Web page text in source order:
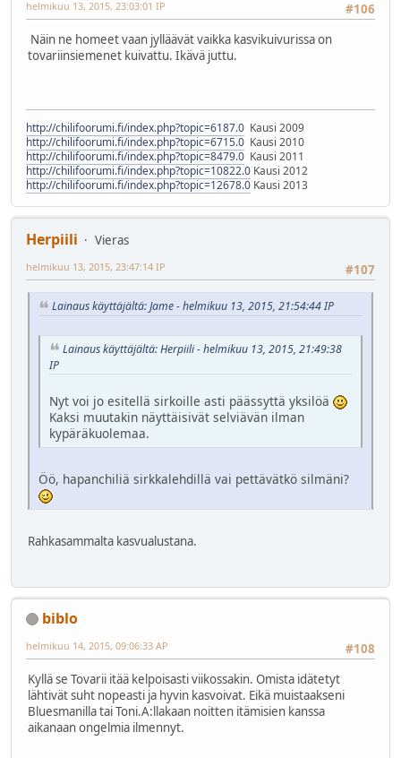
#106
helmikuu 13, 2015, 23:03:01 IP
Näin ne homeet vaan jylläävät vaikka kasvikuivurissa on
tovariinsiemenet kuivattu. Ikävä juttu.
http://chilifoorumi.fi/index.php?topic=6187.0 Kausi 2009
http://chilifoorumi.fi/index.php?topic=6715.0 Kausi 2010
http://chilifoorumi.fi/index.php?topic=8479.0 Kausi 2011
http://chilifoorumi.fi/index.php?topic=10822.0 Kausi 2012
http://chilifoorumi.fi/index.php?topic=12678.0 Kausi 2013
Herpiili
Vieras
#107
helmikuu 13, 2015, 23:47:14 IP
Lainaus käyttäjältä: Jame - helmikuu 13, 2015, 21:54:44 IP
Lainaus käyttäjältä: Herpiili - helmikuu 13, 2015, 21:49:38
IP
Nyt voi jo esitellä sirkoille asti päässyttä yksilöä
Kaksi muutakin näyttäisivät selviävän ilman
kypäräkuolemaa.
Öö, hapanchiliä sirkkalehdillä vai pettävätkö silmäni?
Rahkasammalta kasvualustana.
biblo
#108
helmikuu 14, 2015, 09:06:33 AP
Kyllä se Tovarii itää kelpoisasti viikossakin. Omista idätetyt
lähtivät suht nopeasti ja hyvin kasvoivat. Eikä muistaakseni
Bluesmanilla tai Toni.A:llakaan noitten itämisien kanssa
aikanaan ongelmia ilmennyt.